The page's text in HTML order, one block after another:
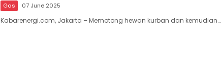
Gas 07 June 2025
Kabarenergi.com, Jakarta – Memotong hewan kurban dan kemudian…